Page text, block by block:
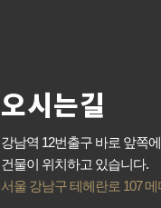
오시는길
강남역 12번출구 바로 앞쪽에
건물이 위치하고 있습니다.
서울 강남구 테헤란로 107